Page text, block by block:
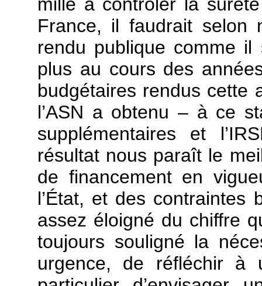
France, il faudrait selon
rendu publique comme
plus au cours des
budgétaires rendus cette
l’ASN a obtenu – à ce
supplémentaires et
résultat nous paraît le
de financement en
l’État, et des contraintes
assez éloigné du chiffre
toujours souligné la
urgence, de réfléchir à